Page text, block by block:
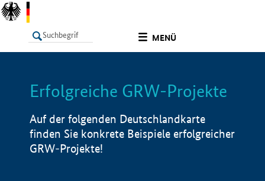
MENÜ
LISTE Info
Erfolgreiche GRW-Projekte
Auf der folgenden Deutschlandkarte
finden Sie konkrete Beispiele erfolgreicher
GRW-Projekte!